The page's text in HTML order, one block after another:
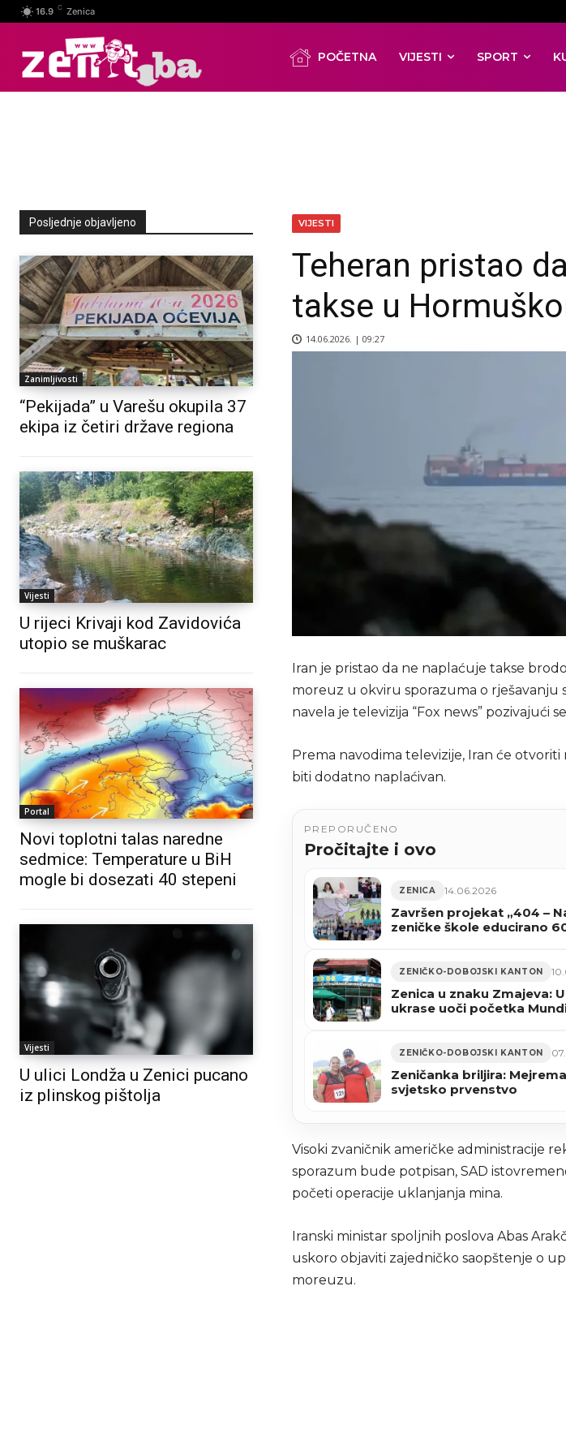
16.9 C Zenica
POČETNA VIJESTI SPORT
Posljednje objavljeno
Zanimljivosti
“Pekijada” u Varešu okupila 37
ekipa iz četiri države regiona
Vijesti
U rijeci Krivaji kod Zavidovića
utopio se muškarac
Portal
Novi toplotni talas naredne
sedmice: Temperature u BiH
mogle bi dosezati 40 stepeni
Vijesti
U ulici Londža u Zenici pucano
iz plinskog pištolja
VIJESTI
Teheran pristao
takse u
14.06.2026. | 09:27
Iran je pristao da ne naplaćuje takse
moreuz u okviru sporazuma o rješavanju
navela je televizija “Fox news” pozivajući
Prema navodima televizije, Iran će
biti dodatno naplaćivan.
PREPORUČENO
Pročitajte i ovo
ZENICA 14.06.2026
Završen projekat „404 –
zeničke škole educirano
ZENIČKO-DOBOJSKI KANTON
Zenica u znaku Zmajeva:
ukrase uoči početka
ZENIČKO-DOBOJSKI KANTON
Zeničanka briljira:
svjetsko prvenstvo
Visoki zvaničnik američke administracije
sporazum bude potpisan, SAD
početi operacije uklanjanja mina.
Iranski ministar spoljnih poslova Abas
uskoro objaviti zajedničko saopštenje o
moreuzu.